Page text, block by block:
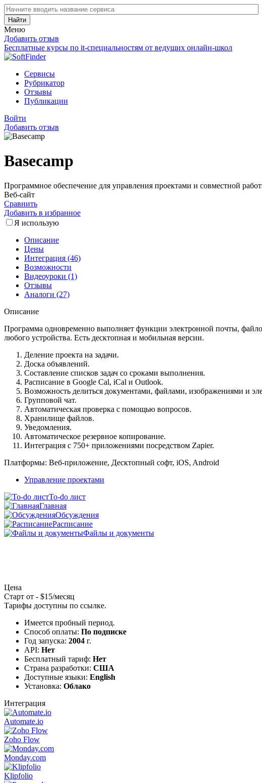
Найти
Меню
Добавить отзыв
Бесплатные курсы по it-специальностям от ведущих онлайн-школ
Сервисы
Рубрикатор
Отзывы
Публикации
Войти
Добавить отзыв
Basecamp
Программное обеспечение для управления проектами и совместной
Веб-сайт
Сравнить
Добавить в избранное
Я использую
Описание
Цены
Интеграция (46)
Возможности
Видеоуроки (1)
Отзывы
Аналоги (27)
Описание
Программа одновременно выполняет функции электронной почты,
любого устройства. Есть десктопная и мобильная версии.
Деление проекта на задачи.
Доска объявлений.
Составление списков задач со сроками выполнения.
Расписание в Google Cal, iCal и Outlook.
Возможность делиться документами, файлами, изображениями и
Групповой чат.
Автоматическая проверка с помощью вопросов.
Хранилище файлов.
Уведомления.
Автоматическое резервное копирование.
Интеграция с 750+ приложениями посредством Zapier.
Платформы: Веб-приложение, Десктопный софт, iOS, Android
Управление проектами
To-do лист
Главная
Обсуждения
Расписание
Файлы и документы
Цена
Старт от - $15/месяц
Тарифы доступны по ссылке.
Имеется пробный период.
Способ оплаты: По подписке
Год запуска: 2004 г.
API: Нет
Бесплатный тариф: Нет
Страна разработки: США
Доступные языки: English
Установка: Облако
Интеграция
Automate.io
Zoho Flow
Monday.com
Klipfolio